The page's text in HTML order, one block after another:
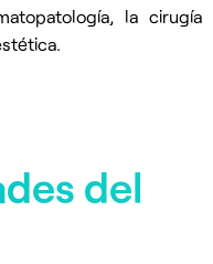
la cirugía
del